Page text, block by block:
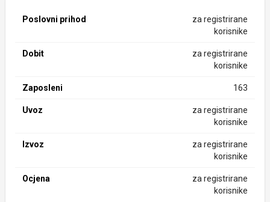
Poslovni prihod
za registrirane
korisnike
Dobit
za registrirane
korisnike
Zaposleni 163
Uvoz
za registrirane
korisnike
Izvoz
za registrirane
korisnike
Ocjena
za registrirane
korisnike